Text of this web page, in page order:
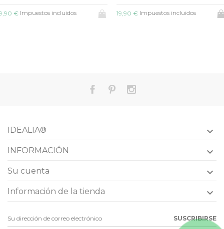
€Impuestos incluidos 19,90 €Impuestos incluidos
IDEALIA® 
INFORMACIÓN 
Su cuenta 
Información de la tienda 
SUSCRIBIRSE